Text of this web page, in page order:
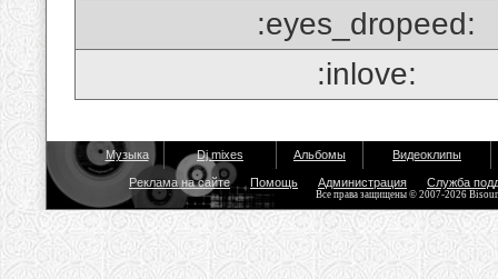
:eyes_dropeed:
:inlove:
Музыка Dj mixes Альбомы Видеоклипы
Реклама на сайте Помощь Администрация Служба
Все права защищены © 2007-2026